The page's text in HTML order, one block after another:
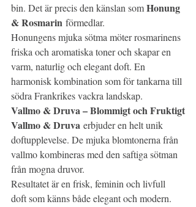
bin. Det är precis den känslan som Honung
& Rosmarin förmedlar.
Honungens mjuka sötma möter rosmarinens
friska och aromatiska toner och skapar en
varm, naturlig och elegant doft. En
harmonisk kombination som för tankarna till
södra Frankrikes vackra landskap.
Vallmo & Druva – Blommigt och Fruktigt
Vallmo & Druva erbjuder en helt unik
doftupplevelse. De mjuka blomtonerna från
vallmo kombineras med den saftiga sötman
från mogna druvor.
Resultatet är en frisk, feminin och livfull
doft som känns både elegant och modern.